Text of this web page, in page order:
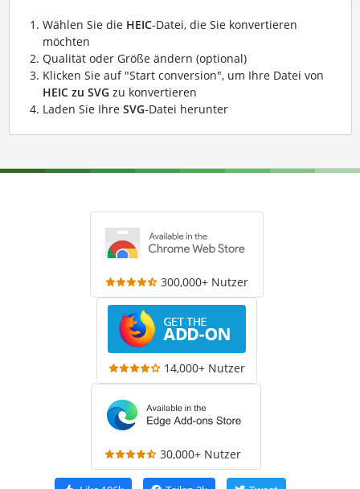
Wählen Sie die HEIC-Datei, die Sie konvertieren
möchten
Qualität oder Größe ändern (optional)
Klicken Sie auf "Start conversion", um Ihre Datei von
HEIC zu SVG zu konvertieren
Laden Sie Ihre SVG-Datei herunter
300,000+ Nutzer
14,000+ Nutzer
30,000+ Nutzer